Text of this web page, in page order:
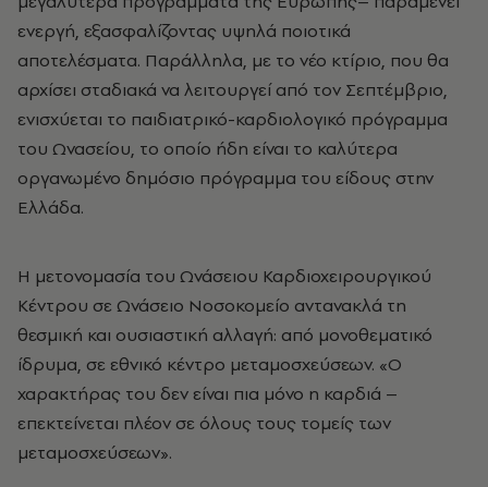
ενεργή, εξασφαλίζοντας υψηλά ποιοτικά
αποτελέσματα. Παράλληλα, με το νέο κτίριο, που θα
αρχίσει σταδιακά να λειτουργεί από τον Σεπτέμβριο,
ενισχύεται το παιδιατρικό-καρδιολογικό πρόγραμμα
του Ωνασείου, το οποίο ήδη είναι το καλύτερα
οργανωμένο δημόσιο πρόγραμμα του είδους στην
Ελλάδα.
Η μετονομασία του Ωνάσειου Καρδιοχειρουργικού
Κέντρου σε Ωνάσειο Νοσοκομείο αντανακλά τη
θεσμική και ουσιαστική αλλαγή: από μονοθεματικό
ίδρυμα, σε εθνικό κέντρο μεταμοσχεύσεων. «Ο
χαρακτήρας του δεν είναι πια μόνο η καρδιά –
επεκτείνεται πλέον σε όλους τους τομείς των
μεταμοσχεύσεων».